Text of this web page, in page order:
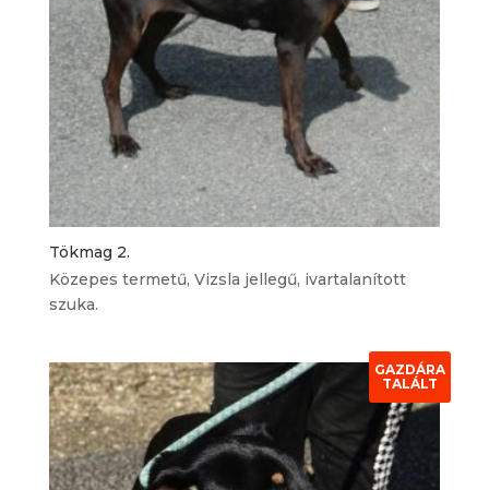
Tökmag 2.
Közepes termetű, Vizsla jellegű, ivartalanított
szuka.
GAZDÁRA
TALÁLT